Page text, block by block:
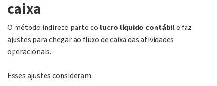
caixa
O método indireto parte do lucro líquido contábile faz
ajustes para chegar ao fluxo de caixa das atividades
operacionais.
Esses ajustes consideram: